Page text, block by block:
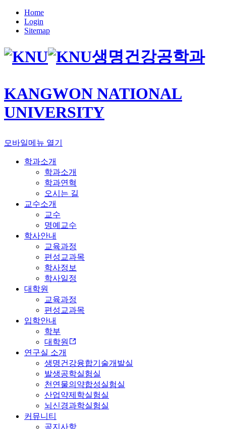
Home
Login
Sitemap
생명건강공학과
KANGWON NATIONAL
UNIVERSITY
모바일메뉴 열기
학과소개
학과소개
학과연혁
오시는 길
교수소개
교수
명예교수
학사안내
교육과정
편성교과목
학사정보
학사일정
대학원
교육과정
편성교과목
입학안내
학부
대학원
연구실 소개
생명건강융합기술개발실
발생공학실험실
천연물의약합성실험실
산업약제학실험실
뇌신경과학실험실
커뮤니티
공지사항